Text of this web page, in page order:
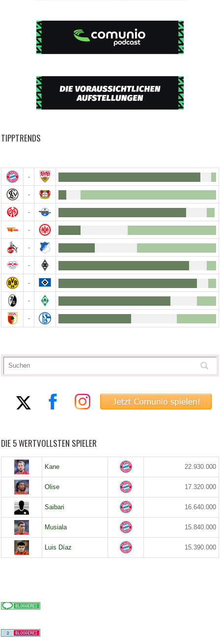
TIPPTRENDS
-
-
-
-
-
-
-
-
-
DIE 5 WERTVOLLSTEN SPIELER
Kane 22.930.000
Olise 17.320.000
Saibari 16.640.000
Musiala 15.840.000
Luis Díaz 15.390.000